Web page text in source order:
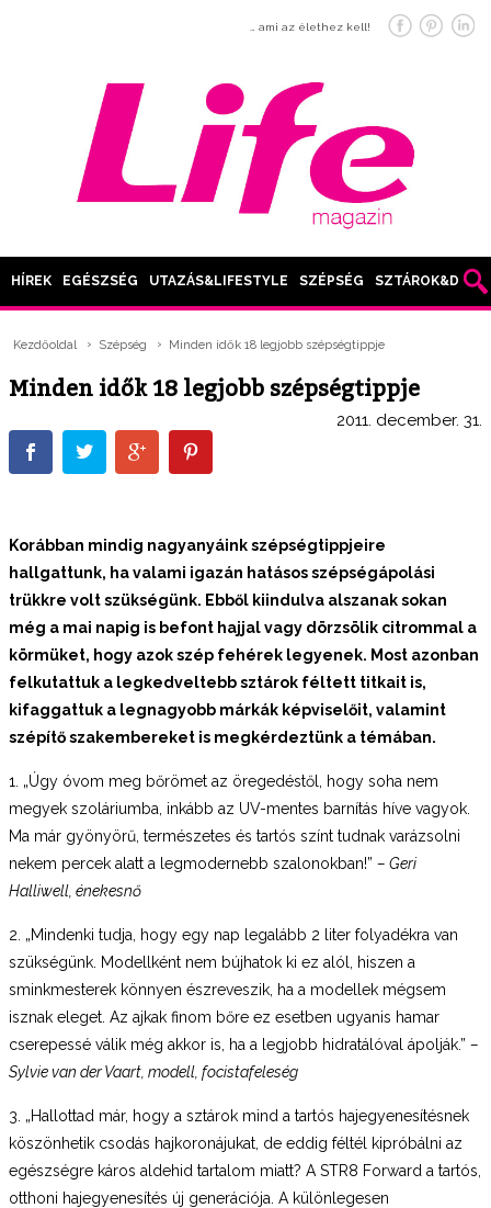
… ami az élethez kell!
HÍREK EGÉSZSÉG UTAZÁS&LIFESTYLE SZÉPSÉG SZTÁROK&DIVAT
Kezdőoldal Szépség Minden idők 18 legjobb szépségtippje
Minden idők 18 legjobb szépségtippje
2011. december. 31.
Korábban mindig nagyanyáink szépségtippjeire
hallgattunk, ha valami igazán hatásos szépségápolási
trükkre volt szükségünk. Ebből kiindulva alszanak sokan
még a mai napig is befont hajjal vagy dörzsölik citrommal a
körmüket, hogy azok szép fehérek legyenek. Most azonban
felkutattuk a legkedveltebb sztárok féltett titkait is,
kifaggattuk a legnagyobb márkák képviselőit, valamint
szépítő szakembereket is megkérdeztünk a témában.
1. „Úgy óvom meg bőrömet az öregedéstől, hogy soha nem
megyek szoláriumba, inkább az UV-mentes barnítás híve vagyok.
Ma már gyönyörű, természetes és tartós színt tudnak varázsolni
nekem percek alatt a legmodernebb szalonokban!” – Geri
Halliwell, énekesnő
2. „Mindenki tudja, hogy egy nap legalább 2 liter folyadékra van
szükségünk. Modellként nem bújhatok ki ez alól, hiszen a
sminkmesterek könnyen észreveszik, ha a modellek mégsem
isznak eleget. Az ajkak finom bőre ez esetben ugyanis hamar
cserepessé válik még akkor is, ha a legjobb hidratálóval ápolják.” –
Sylvie van der Vaart, modell, focistafeleség
3. „Hallottad már, hogy a sztárok mind a tartós hajegyenesítésnek
köszönhetik csodás hajkoronájukat, de eddig féltél kipróbálni az
egészségre káros aldehid tartalom miatt? A STR8 Forward a tartós,
otthoni hajegyenesítés új generációja. A különlegesen